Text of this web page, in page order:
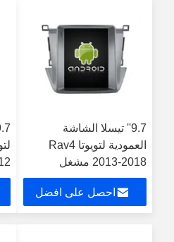
9.7'' تيسلا الشاشة
العمودية لتويوتا Rav4
2013-2018 مشغل
الوسائط المتعددة
للسيارات الروبوت
احصل على افضل